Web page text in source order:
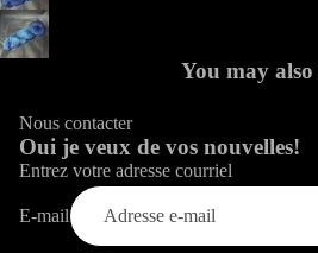
You may
Nous contacter
Oui je veux de vos nouvelles!
Entrez votre adresse courriel
E-mail